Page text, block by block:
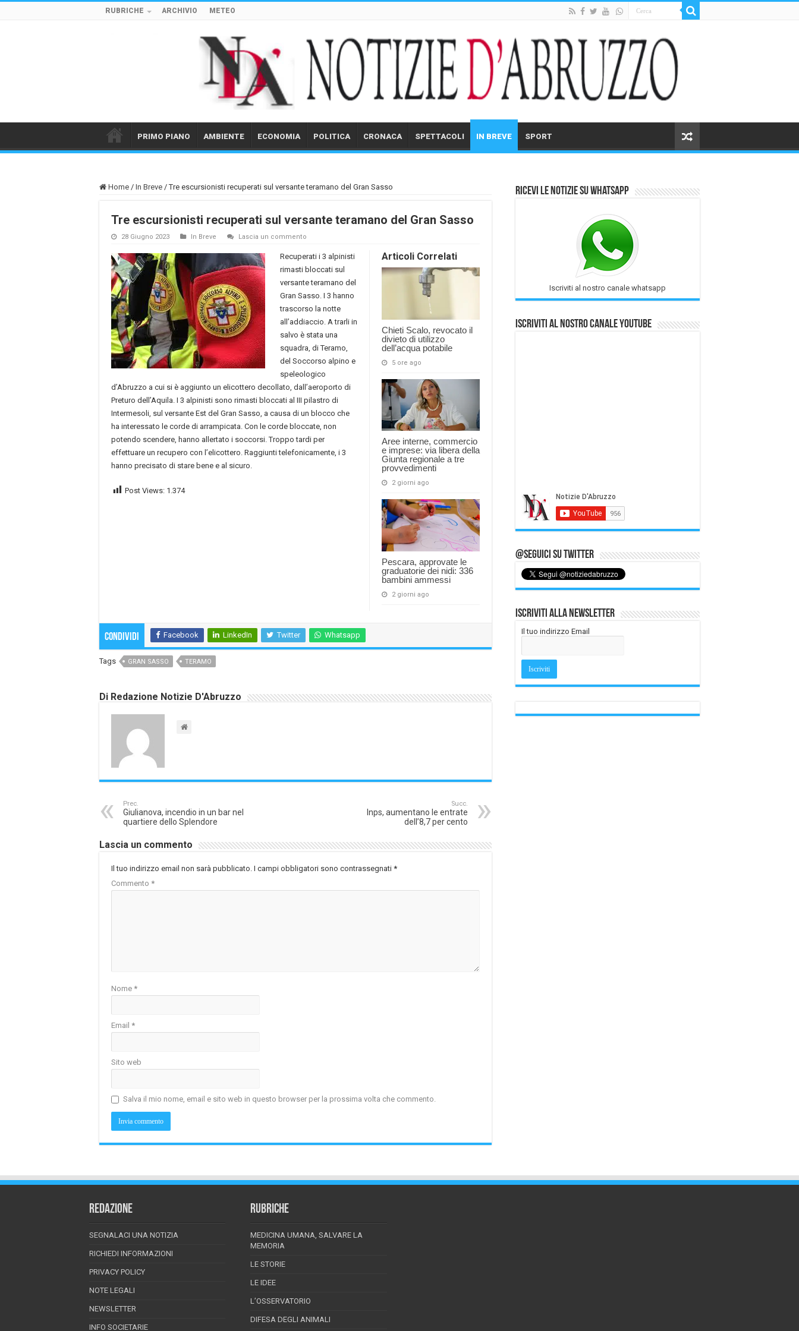
RUBRICHE ARCHIVIO METEO
PRIMO PIANO AMBIENTE ECONOMIA POLITICA CRONACA SPETTACOLI IN BREVE SPORT
Home / In Breve / Tre escursionisti recuperati sul versante teramano del Gran Sasso
Tre escursionisti recuperati sul versante teramano del Gran Sasso
28 Giugno 2023 In Breve Lascia un commento
Articoli Correlati
Chieti Scalo, revocato il
divieto di utilizzo
dell’acqua potabile
5 ore ago
Aree interne, commercio
e imprese: via libera della
Giunta regionale a tre
provvedimenti
2 giorni ago
Pescara, approvate le
graduatorie dei nidi: 336
bambini ammessi
2 giorni ago
Recuperati i 3 alpinisti
rimasti bloccati sul
versante teramano del
Gran Sasso. I 3 hanno
trascorso la notte
all’addiaccio. A trarli in
salvo è stata una
squadra, di Teramo,
del Soccorso alpino e
speleologico
d’Abruzzo a cui si è aggiunto un elicottero decollato, dall’aeroporto di
Preturo dell’Aquila. I 3 alpinisti sono rimasti bloccati al III pilastro di
Intermesoli, sul versante Est del Gran Sasso, a causa di un blocco che
ha interessato le corde di arrampicata. Con le corde bloccate, non
potendo scendere, hanno allertato i soccorsi. Troppo tardi per
effettuare un recupero con l’elicottero. Raggiunti telefonicamente, i 3
hanno precisato di stare bene e al sicuro.
Post Views: 1.374
Condividi Facebook LinkedIn Twitter Whatsapp
Tags GRAN SASSO TERAMO
Di Redazione Notizie D'Abruzzo
Prec.
Giulianova, incendio in un bar nel
quartiere dello Splendore
Succ.
Inps, aumentano le entrate
dell’8,7 per cento
Lascia un commento
Il tuo indirizzo email non sarà pubblicato. I campi obbligatori sono contrassegnati *
Commento *
Nome *
Email *
Sito web
Salva il mio nome, email e sito web in questo browser per la prossima volta che commento.
Ricevi le notizie su Whatsapp
Iscriviti al nostro canale whatsapp
Iscriviti al nostro Canale Youtube
@Seguici su Twitter
Iscriviti alla Newsletter
Il tuo indirizzo Email
REDAZIONE
SEGNALACI UNA NOTIZIA
RICHIEDI INFORMAZIONI
PRIVACY POLICY
NOTE LEGALI
NEWSLETTER
INFO SOCIETARIE
RUBRICHE
MEDICINA UMANA, SALVARE LA
MEMORIA
LE STORIE
LE IDEE
L’OSSERVATORIO
DIFESA DEGLI ANIMALI